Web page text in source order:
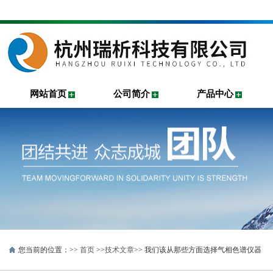
网站首页 公司简介 产品中心
您当前的位置：>> 首页 >>技术文章>> 我们该从那些方面选择气相色谱仪器